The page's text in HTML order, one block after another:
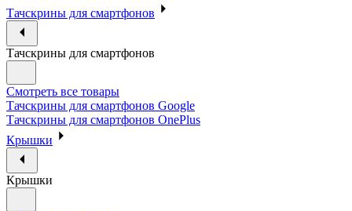
Тачскрины для смартфонов
Тачскрины для смартфонов
Смотреть все товары
Тачскрины для смартфонов Google
Тачскрины для смартфонов OnePlus
Крышки
Крышки